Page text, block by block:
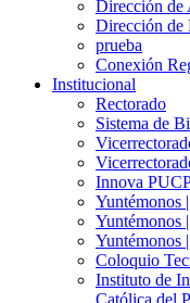
Dirección de
Dirección de
prueba
Conexión
Institucional
Rectorado
Sistema de
Innova
Yuntémonos
Yuntémonos
Yuntémonos
Coloquio
Instituto de
Católica del